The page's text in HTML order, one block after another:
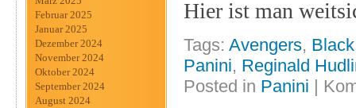
Februar 2025
Januar 2025
Dezember 2024
November 2024
Oktober 2024
September 2024
August 2024
Hier ist man
Tags: Avengers,
Panini, Reginald
Posted in Panini |